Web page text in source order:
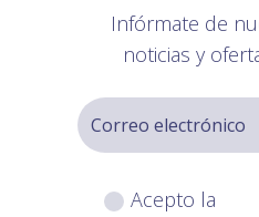
Infórmate de
noticias y
Acepto la